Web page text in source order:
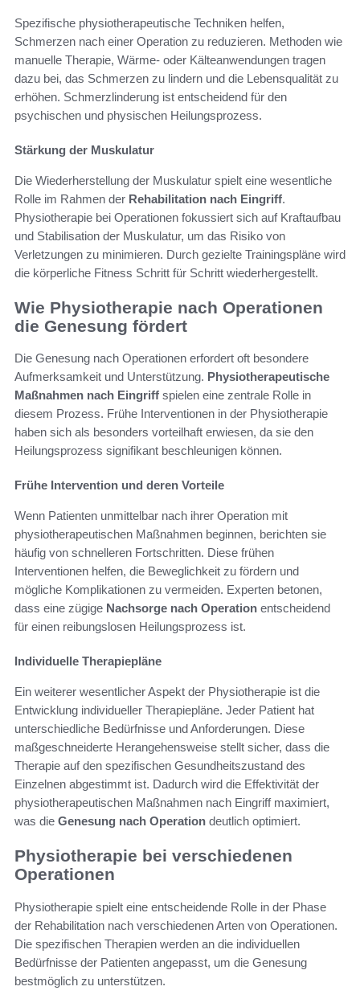
Spezifische physiotherapeutische Techniken helfen,
Schmerzen nach einer Operation zu reduzieren. Methoden wie
manuelle Therapie, Wärme- oder Kälteanwendungen tragen
dazu bei, das Schmerzen zu lindern und die Lebensqualität zu
erhöhen. Schmerzlinderung ist entscheidend für den
psychischen und physischen Heilungsprozess.
Stärkung der Muskulatur
Die Wiederherstellung der Muskulatur spielt eine wesentliche
Rolle im Rahmen der Rehabilitation nach Eingriff.
Physiotherapie bei Operationen fokussiert sich auf Kraftaufbau
und Stabilisation der Muskulatur, um das Risiko von
Verletzungen zu minimieren. Durch gezielte Trainingspläne wird
die körperliche Fitness Schritt für Schritt wiederhergestellt.
Wie Physiotherapie nach Operationen
die Genesung fördert
Die Genesung nach Operationen erfordert oft besondere
Aufmerksamkeit und Unterstützung. Physiotherapeutische
Maßnahmen nach Eingriff spielen eine zentrale Rolle in
diesem Prozess. Frühe Interventionen in der Physiotherapie
haben sich als besonders vorteilhaft erwiesen, da sie den
Heilungsprozess signifikant beschleunigen können.
Frühe Intervention und deren Vorteile
Wenn Patienten unmittelbar nach ihrer Operation mit
physiotherapeutischen Maßnahmen beginnen, berichten sie
häufig von schnelleren Fortschritten. Diese frühen
Interventionen helfen, die Beweglichkeit zu fördern und
mögliche Komplikationen zu vermeiden. Experten betonen,
dass eine zügige Nachsorge nach Operation entscheidend
für einen reibungslosen Heilungsprozess ist.
Individuelle Therapiepläne
Ein weiterer wesentlicher Aspekt der Physiotherapie ist die
Entwicklung individueller Therapiepläne. Jeder Patient hat
unterschiedliche Bedürfnisse und Anforderungen. Diese
maßgeschneiderte Herangehensweise stellt sicher, dass die
Therapie auf den spezifischen Gesundheitszustand des
Einzelnen abgestimmt ist. Dadurch wird die Effektivität der
physiotherapeutischen Maßnahmen nach Eingriff maximiert,
was die Genesung nach Operation deutlich optimiert.
Physiotherapie bei verschiedenen
Operationen
Physiotherapie spielt eine entscheidende Rolle in der Phase
der Rehabilitation nach verschiedenen Arten von Operationen.
Die spezifischen Therapien werden an die individuellen
Bedürfnisse der Patienten angepasst, um die Genesung
bestmöglich zu unterstützen.